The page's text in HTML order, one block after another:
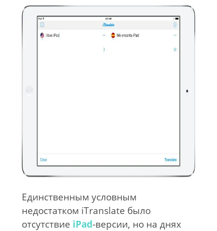
Единственным условным
недостатком iTranslate было
отсутствие iPad-версии, но на днях